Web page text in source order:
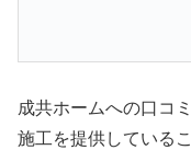
成共ホームへの口コ
施工を提供している